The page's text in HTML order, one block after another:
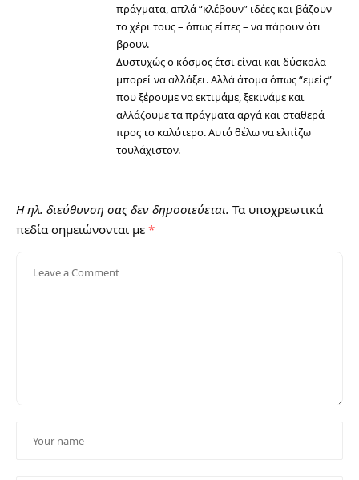
πράγματα, απλά “κλέβουν” ιδέες και βάζουν
το χέρι τους – όπως είπες – να πάρουν ότι
βρουν.
Δυστυχώς ο κόσμος έτσι είναι και δύσκολα
μπορεί να αλλάξει. Αλλά άτομα όπως “εμείς”
που ξέρουμε να εκτιμάμε, ξεκινάμε και
αλλάζουμε τα πράγματα αργά και σταθερά
προς το καλύτερο. Αυτό θέλω να ελπίζω
τουλάχιστον.
Η ηλ. διεύθυνση σας δεν δημοσιεύεται. Τα υποχρεωτικά
πεδία σημειώνονται με *